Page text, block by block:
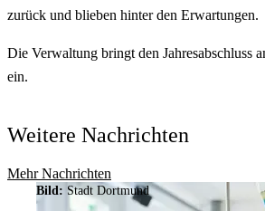
zurück und blieben hinter den Erwartungen.
Die Verwaltung bringt den Jahresabschluss
ein.
Weitere Nachrichten
Mehr Nachrichten
Bild: Stadt Dortmund